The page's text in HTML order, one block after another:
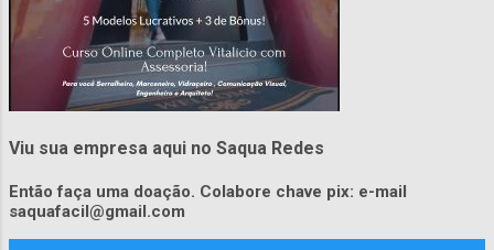
Viu sua empresa aqui no Saqua Redes
Então faça uma doação. Colabore chave pix: e-mail
saquafacil@gmail.com